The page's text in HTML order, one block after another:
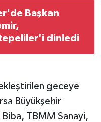
Başkan
dinledi
geceye
Büyükşehir
Biba, TBMM Sanayi,